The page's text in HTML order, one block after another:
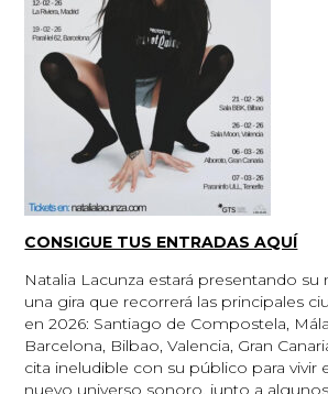
CONSIGUE TUS ENTRADAS AQUÍ
Natalia Lacunza estará presentando
una gira que recorrerá las principales
en 2026: Santiago de Compostela,
Barcelona, Bilbao, Valencia, Gran
cita ineludible con su público para vivir
nuevo universo sonoro, junto a